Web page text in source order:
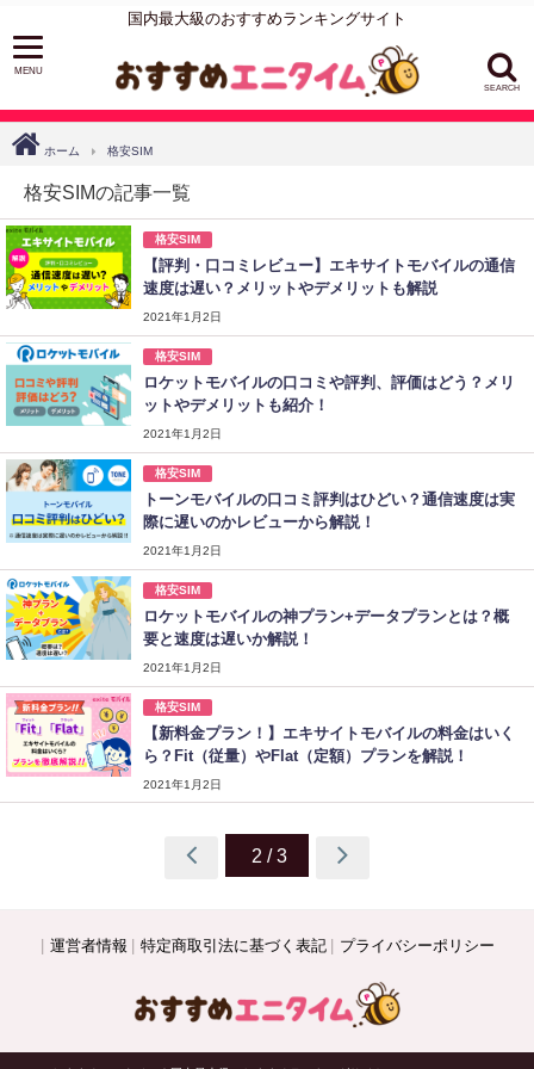
国内最大級のおすすめランキングサイト
SEARCH
ホーム 格安SIM
格安SIMの記事一覧
格安SIM
【評判・口コミレビュー】エキサイトモバイルの通信
速度は遅い？メリットやデメリットも解説
2021年1月2日
格安SIM
ロケットモバイルの口コミや評判、評価はどう？メリ
ットやデメリットも紹介！
2021年1月2日
格安SIM
トーンモバイルの口コミ評判はひどい？通信速度は実
際に遅いのかレビューから解説！
2021年1月2日
格安SIM
ロケットモバイルの神プラン+データプランとは？概
要と速度は遅いか解説！
2021年1月2日
格安SIM
【新料金プラン！】エキサイトモバイルの料金はいく
ら？Fit（従量）やFlat（定額）プランを解説！
2021年1月2日
2 / 3
運営者情報 特定商取引法に基づく表記 プライバシーポリシー